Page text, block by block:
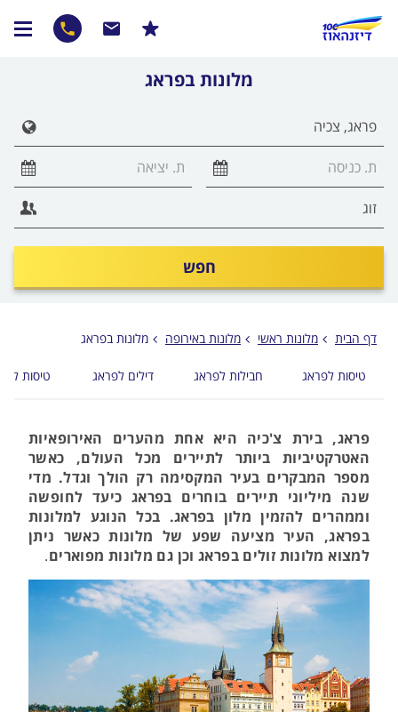
מלונות בפראג
חפש
דף הבית מלונות ראשי מלונות באירופה מלונות בפראג
טיסות לפראג חבילות לפראג דילים לפראג טיסות
פראג, בירת צ'כיה היא אחת מהערים האירופאיות
האטרקטיביות ביותר לתיירים מכל העולם, כאשר
מספר המבקרים בעיר המקסימה רק הולך וגדל. מדי
שנה מיליוני תיירים בוחרים בפראג כיעד לחופשה
וממהרים להזמין מלון בפראג. בכל הנוגע למלונות
בפראג, העיר מציעה שפע של מלונות כאשר ניתן
למצוא מלונות זולים בפראג וכן גם מלונות מפוארים.